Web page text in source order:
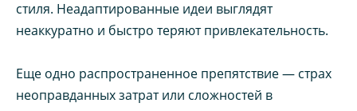
стиля. Неадаптированные идеи выглядят
неаккуратно и быстро теряют привлекательность.
Еще одно распространенное препятствие — страх
неоправданных затрат или сложностей в